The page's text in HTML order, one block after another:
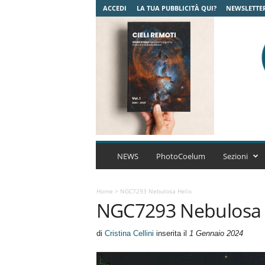
ACCEDI LA TUA PUBBLICITÀ QUI?
C
A
r
NEWS PhotoCoelum Sezioni
Home > NGC7293 Nebulosa Helix
NGC7293
di Cristina Cellini inserita il 1 Gennaio 2024